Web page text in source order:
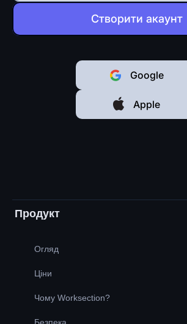
Створити акаунт
Google
Apple
Продукт
Огляд
Ціни
Чому Worksection?
Безпека